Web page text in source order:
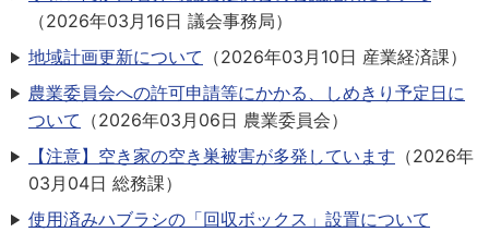
（2026年03月16日 議会事務局）
地域計画更新について （2026年03月10日 産業経済課）
農業委員会への許可申請等にかかる、しめきり予定日に
ついて （2026年03月06日 農業委員会）
【注意】空き家の空き巣被害が多発しています （2026年
03月04日 総務課）
使用済みハブラシの「回収ボックス」設置について